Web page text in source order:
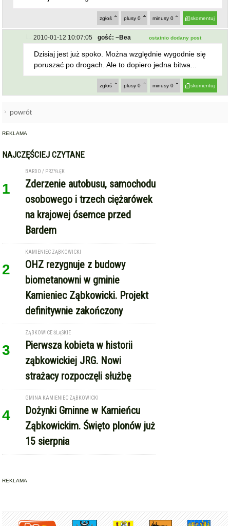
skomentuj
minusy 0
plusy 0
zgłoś
2010-01-12 10:07:05 gość: ~Bea ostatnio dodany post
Dzisiaj jest już spoko. Można względnie wygodnie się
poruszać po drogach. Ale to dopiero jedna bitwa...
skomentuj
minusy 0
plusy 0
zgłoś
powrót
REKLAMA
NAJCZĘŚCIEJ CZYTANE
1
BARDO / PRZYŁĘK
Zderzenie autobusu, samochodu
osobowego i trzech ciężarówek
na krajowej ósemce przed
Bardem
2
KAMIENIEC ZĄBKOWICKI
OHZ rezygnuje z budowy
biometanowni w gminie
Kamieniec Ząbkowicki. Projekt
definitywnie zakończony
3
ZĄBKOWICE ŚLĄSKIE
Pierwsza kobieta w historii
ząbkowickiej JRG. Nowi
strażacy rozpoczęli służbę
4
GMINA KAMIENIEC ZĄBKOWICKI
Dożynki Gminne w Kamieńcu
Ząbkowickim. Święto plonów już
15 sierpnia
REKLAMA